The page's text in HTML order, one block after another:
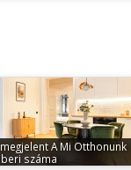
A Mi Otthonunk
száma